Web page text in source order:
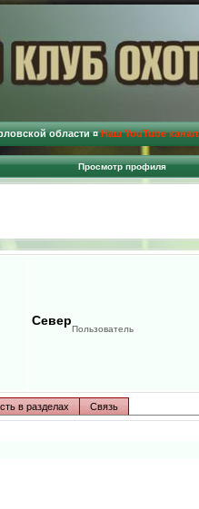
области ¤ Наш YouTube канал
Просмотр профиля
Север
Пользователь
в разделах Связь